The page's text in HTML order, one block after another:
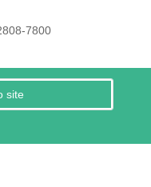
7800